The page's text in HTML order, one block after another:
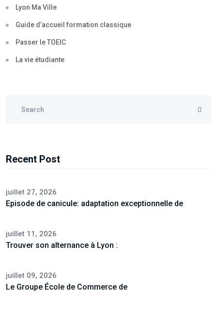
Lyon Ma Ville
Guide d’accueil formation classique
Passer le TOEIC
La vie étudiante
Recent Post
juillet 27, 2026
Episode de canicule: adaptation exceptionnelle de
juillet 11, 2026
Trouver son alternance à Lyon :
juillet 09, 2026
Le Groupe École de Commerce de